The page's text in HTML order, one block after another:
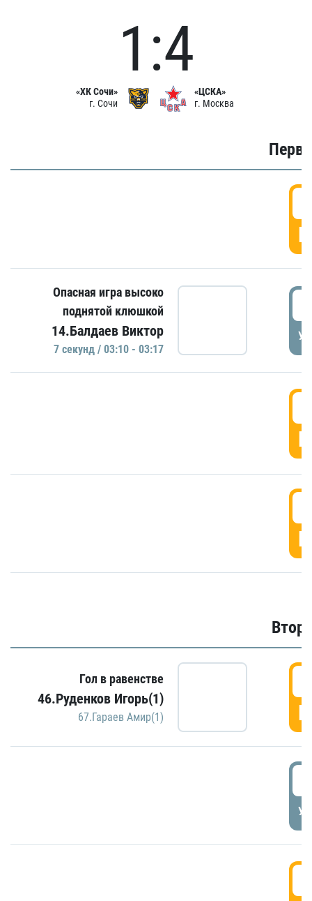
«ХК Сочи»
г. Сочи
1:4
«ЦСКА»
г. Москва
Опасная игра высоко
поднятой клюшкой
14.Балдаев Виктор
7 секунд / 03:10 - 03:17
Гол в равенстве
46.Руденков Игорь(1)
67.Гараев Амир(1)